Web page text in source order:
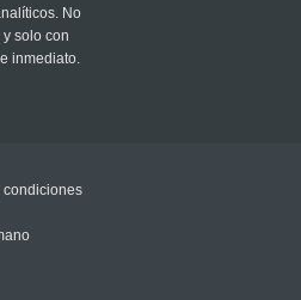
No
solo con
inmediato.
condiciones